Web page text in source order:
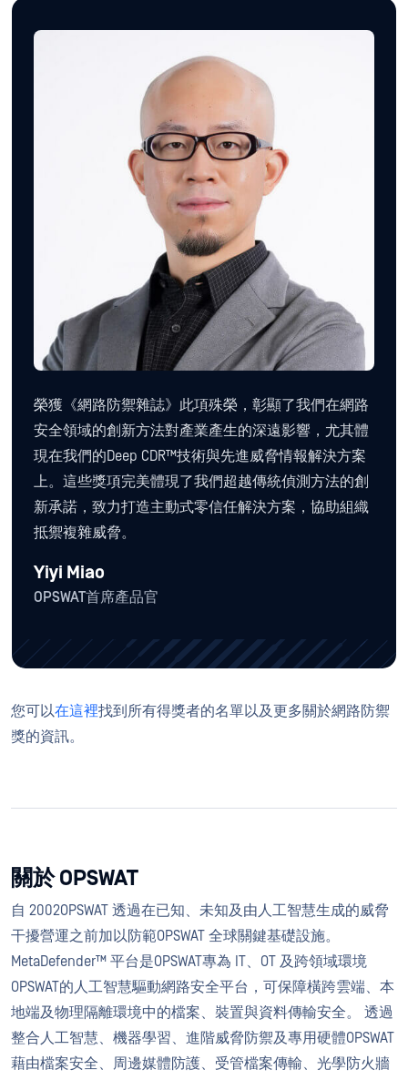
榮獲《網路防禦雜誌》此項殊榮，彰顯了我們在網路
安全領域的創新方法對產業產生的深遠影響，尤其體
現在我們的Deep CDR™技術與先進威脅情報解決方案
上。這些獎項完美體現了我們超越傳統偵測方法的創
新承諾，致力打造主動式零信任解決方案，協助組織
抵禦複雜威脅。
Yiyi Miao
OPSWAT首席產品官
您可以在這裡找到所有得獎者的名單以及更多關於網路防禦
獎的資訊。
關於 OPSWAT
自 2002OPSWAT 透過在已知、未知及由人工智慧生成的威脅
干擾營運之前加以防範OPSWAT 全球關鍵基礎設施。
MetaDefender™ 平台是OPSWAT專為 IT、OT 及跨領域環境
OPSWAT的人工智慧驅動網路安全平台，可保障橫跨雲端、本
地端及物理隔離環境中的檔案、裝置與資料傳輸安全。 透過
整合人工智慧、機器學習、進階威脅防禦及專用硬體OPSWAT
藉由檔案安全、周邊媒體防護、受管檔案傳輸、光學防火牆